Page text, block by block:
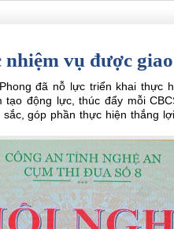
vụ được giao
đã nỗ lực triển khai thực
động lực, thúc đẩy mỗi
góp phần thực hiện thắng